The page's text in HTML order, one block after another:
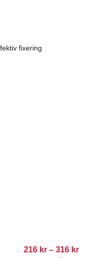
fixering
216 kr – 316 kr